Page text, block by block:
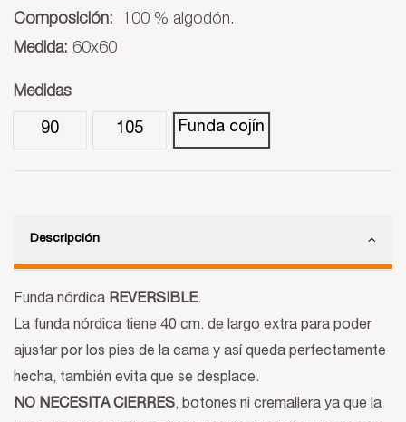
Composición: 100 % algodón.
Medida: 60x60
Medidas
90 105 Funda cojín
Descripción
Funda nórdica REVERSIBLE.
La funda nórdica tiene 40 cm. de largo extra para poder
ajustar por los pies de la cama y así queda perfectamente
hecha, también evita que se desplace.
NO NECESITA CIERRES, botones ni cremallera ya que la